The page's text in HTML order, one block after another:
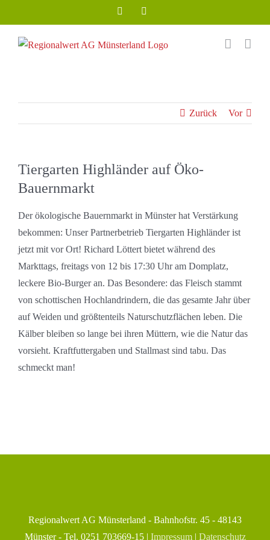
Inhalt
springen
Facebook
Zurück Vor
Tiergarten Highländer auf Öko-
Bauernmarkt
Der ökologische Bauernmarkt in Münster hat Verstärkung
bekommen: Unser Partnerbetrieb Tiergarten Highländer ist
jetzt mit vor Ort! Richard Löttert bietet während des
Markttags, freitags von 12 bis 17:30 Uhr am Domplatz,
leckere Bio-Burger an. Das Besondere: das Fleisch stammt
von schottischen Hochlandrindern, die das gesamte Jahr über
auf Weiden und größtenteils Naturschutzflächen leben. Die
Kälber bleiben so lange bei ihren Müttern, wie die Natur das
vorsieht. Kraftfuttergaben und Stallmast sind tabu. Das
schmeckt man!
Regionalwert AG Münsterland - Bahnhofstr. 45 - 48143
Münster - Tel. 0251 703669-15 | Impressum| Datenschutz